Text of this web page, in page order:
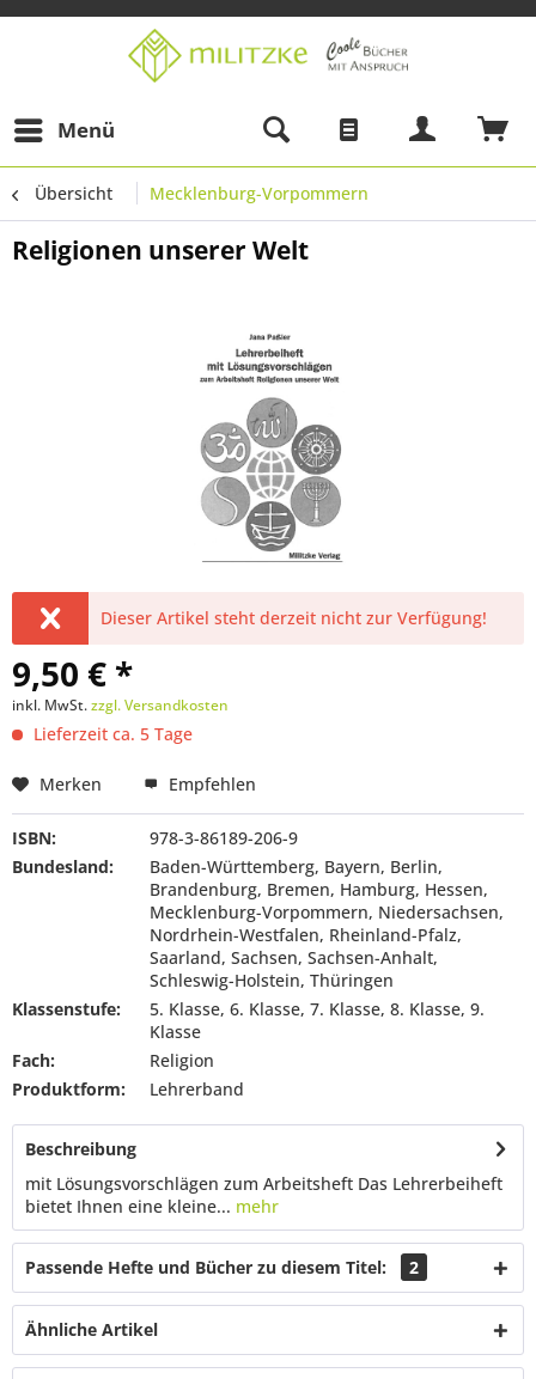
Menü
Übersicht Mecklenburg-Vorpommern
Religionen unserer Welt
Dieser Artikel steht derzeit nicht zur Verfügung!
9,50 € *
inkl. MwSt.zzgl. Versandkosten
Lieferzeit ca. 5 Tage
Merken Empfehlen
ISBN:
978-3-86189-206-9
Bundesland:
Baden-Württemberg, Bayern, Berlin,
Brandenburg, Bremen, Hamburg, Hessen,
Mecklenburg-Vorpommern, Niedersachsen,
Nordrhein-Westfalen, Rheinland-Pfalz,
Saarland, Sachsen, Sachsen-Anhalt,
Schleswig-Holstein, Thüringen
Klassenstufe:
5. Klasse, 6. Klasse, 7. Klasse, 8. Klasse, 9.
Klasse
Fach:
Religion
Produktform:
Lehrerband
Beschreibung
mit Lösungsvorschlägen zum Arbeitsheft Das Lehrerbeiheft
bietet Ihnen eine kleine... mehr
Passende Hefte und Bücher zu diesem Titel: 2
Ähnliche Artikel